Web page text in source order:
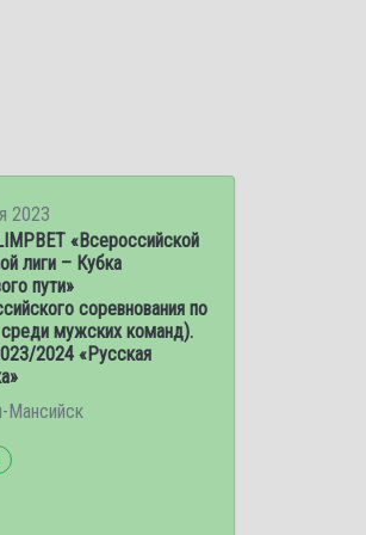
2023
«Всероссийской
лиги – Кубка
пути»
соревнования по
среди мужских команд).
2024 «Русская
Мансийск